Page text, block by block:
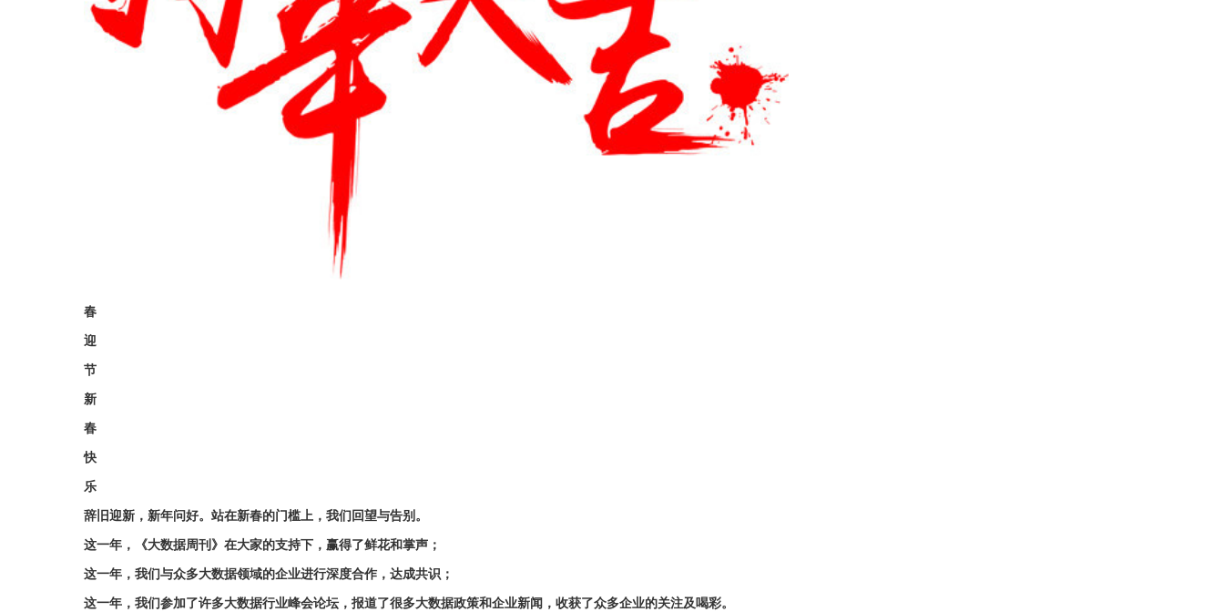
春
迎
节
新
春
快
乐
辞旧迎新，新年问好。站在新春的门槛上，我们回望与告别。
这一年，《大数据周刊》在大家的支持下，赢得了鲜花和掌声；
这一年，我们与众多大数据领域的企业进行深度合作，达成共识；
这一年，我们参加了许多大数据行业峰会论坛，报道了很多大数据政策和企业新闻，收获了众多企业的关注及喝彩。